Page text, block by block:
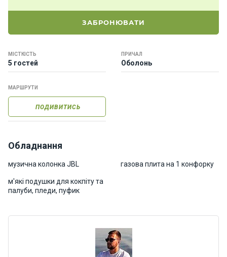
ЗАБРОНЮВАТИ
МІСТКІСТЬ
5 гостей
ПРИЧАЛ
Оболонь
МАРШРУТИ
ПОДИВИТИСЬ
Обладнання
музична колонка JBL газова плита на 1 конфорку
м'які подушки для кокпіту та
палуби, пледи, пуфик
і
К
а
е
р
и
Про